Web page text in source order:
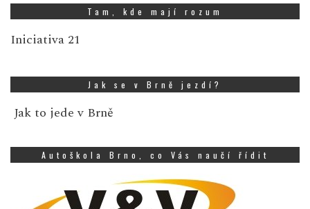
Tam, kde mají rozum
Iniciativa 21
Jak se v Brně jezdí?
Jak to jede v Brně
Autoškola Brno, co Vás naučí řídit